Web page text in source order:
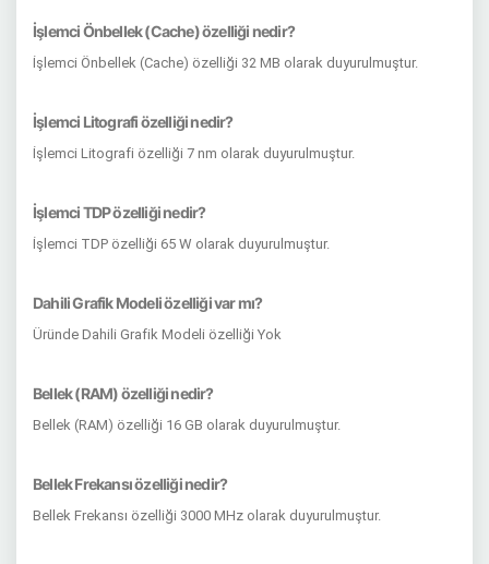
İşlemci Önbellek (Cache) özelliği nedir?
İşlemci Önbellek (Cache) özelliği 32 MB olarak duyurulmuştur.
İşlemci Litografi özelliği nedir?
İşlemci Litografi özelliği 7 nm olarak duyurulmuştur.
İşlemci TDP özelliği nedir?
İşlemci TDP özelliği 65 W olarak duyurulmuştur.
Dahili Grafik Modeli özelliği var mı?
Üründe Dahili Grafik Modeli özelliği Yok
Bellek (RAM) özelliği nedir?
Bellek (RAM) özelliği 16 GB olarak duyurulmuştur.
Bellek Frekansı özelliği nedir?
Bellek Frekansı özelliği 3000 MHz olarak duyurulmuştur.